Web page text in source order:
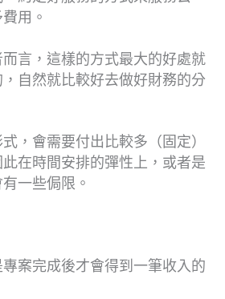
用。
言，這樣的方式最大的好處就
自然就比較好去做好財務的分
，會需要付出比較多（固定）
在時間安排的彈性上，或者是
一些侷限。
案完成後才會得到一筆收入的